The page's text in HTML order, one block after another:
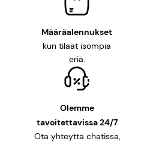
Määräalennukset
kun tilaat isompia
eriä.
Olemme
tavoitettavissa 24/7
Ota yhteyttä chatissa,